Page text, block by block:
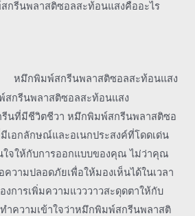
กรีนพลาสติซอลสะท้อนแสงคืออะไร
รีนที่มีชีวิตชีวา หมึกพิมพ์สกรีนพลาสติซอ
เอกลักษณ์และอเนกประสงค์ที่โดดเด่น
จให้กับการออกแบบของคุณ ไม่ว่าคุณ
ความปลอดภัยเพื่อให้มองเห็นได้ในเวลา
งการเพิ่มความแวววาวสะดุดตาให้กับ
ำความเข้าใจว่าหมึกพิมพ์สกรีนพลาสติ